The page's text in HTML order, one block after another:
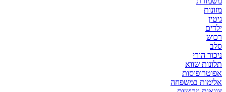
מזונות
גיטין
ילדים
רכוש
סלב
ניכור הורי
תלונות שווא
אפוטרופוסות
אלימות במשפחה